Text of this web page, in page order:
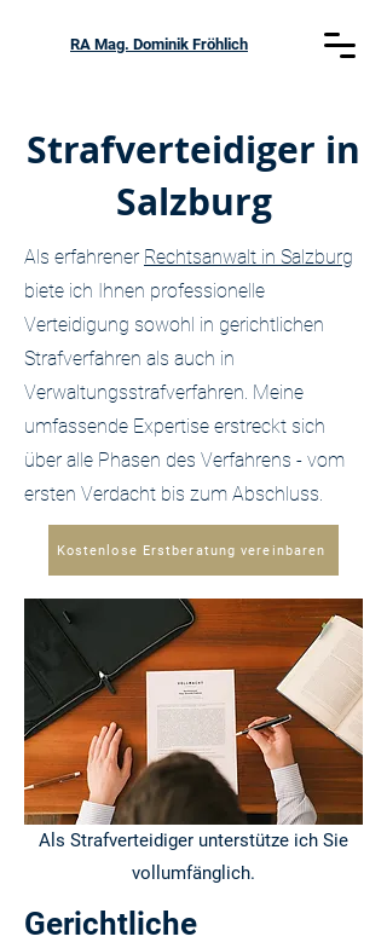
RA Mag. Dominik Fröhlich
Strafverteidiger in
Salzburg
Als erfahrener Rechtsanwalt in Salzburg
biete ich Ihnen professionelle
Verteidigung sowohl in gerichtlichen
Strafverfahren als auch in
Verwaltungsstrafverfahren. Meine
umfassende Expertise erstreckt sich
über alle Phasen des Verfahrens - vom
ersten Verdacht bis zum Abschluss.
Kostenlose Erstberatung vereinbaren
Als Strafverteidiger unterstütze ich Sie
vollumfänglich.
Gerichtliche